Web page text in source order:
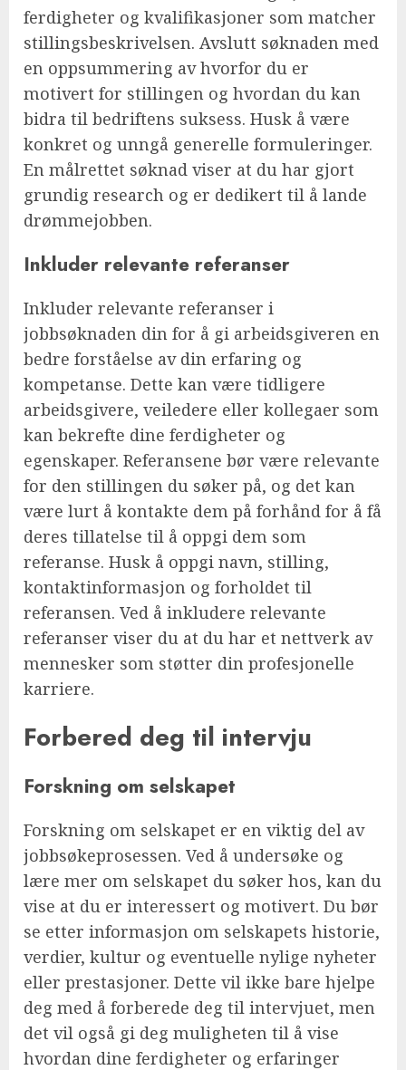
ferdigheter og kvalifikasjoner som matcher
stillingsbeskrivelsen. Avslutt søknaden med
en oppsummering av hvorfor du er
motivert for stillingen og hvordan du kan
bidra til bedriftens suksess. Husk å være
konkret og unngå generelle formuleringer.
En målrettet søknad viser at du har gjort
grundig research og er dedikert til å lande
drømmejobben.
Inkluder relevante referanser
Inkluder relevante referanser i
jobbsøknaden din for å gi arbeidsgiveren en
bedre forståelse av din erfaring og
kompetanse. Dette kan være tidligere
arbeidsgivere, veiledere eller kollegaer som
kan bekrefte dine ferdigheter og
egenskaper. Referansene bør være relevante
for den stillingen du søker på, og det kan
være lurt å kontakte dem på forhånd for å få
deres tillatelse til å oppgi dem som
referanse. Husk å oppgi navn, stilling,
kontaktinformasjon og forholdet til
referansen. Ved å inkludere relevante
referanser viser du at du har et nettverk av
mennesker som støtter din profesjonelle
karriere.
Forbered deg til intervju
Forskning om selskapet
Forskning om selskapet er en viktig del av
jobbsøkeprosessen. Ved å undersøke og
lære mer om selskapet du søker hos, kan du
vise at du er interessert og motivert. Du bør
se etter informasjon om selskapets historie,
verdier, kultur og eventuelle nylige nyheter
eller prestasjoner. Dette vil ikke bare hjelpe
deg med å forberede deg til intervjuet, men
det vil også gi deg muligheten til å vise
hvordan dine ferdigheter og erfaringer